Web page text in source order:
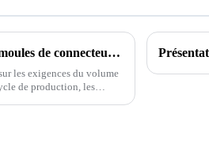
Pour la production de moulage par injection en grand volume de moules de connecteurs de précision
les exigences du volume